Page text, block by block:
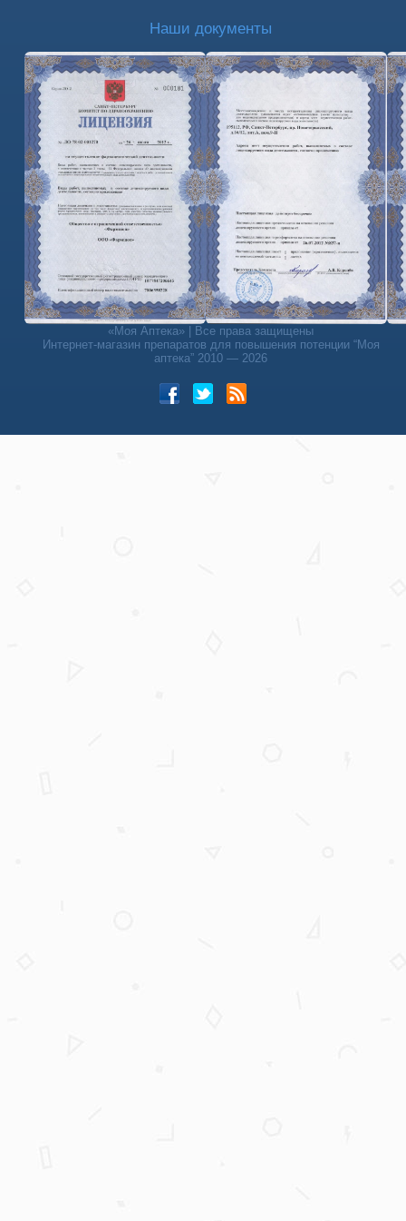
Наши документы
«Моя Аптека» | Все права защищены
Интернет-магазин препаратов для повышения потенции “Моя
аптека” 2010 — 2026